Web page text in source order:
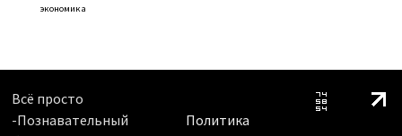
экономика
Всё просто
-Познавательный
Политика